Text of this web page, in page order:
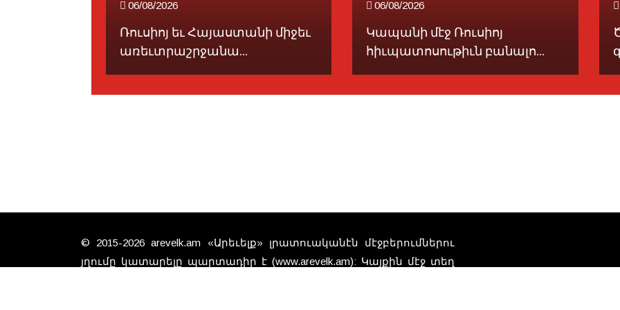
06/08/2026
Ռուսիոյ եւ Հայաստանի միջեւ
առեւտրաշրջանա...
06/08/2026
Կապանի մէջ Ռուսիոյ
հիւպատոսութիւն բանալո...
© 2015-2026 arevelk.am «Արեւելք» լրատուականէն մէջբերումներու
յղումը կատարելը պարտադիր է (www.arevelk.am): Կայքին մէջ տեղ